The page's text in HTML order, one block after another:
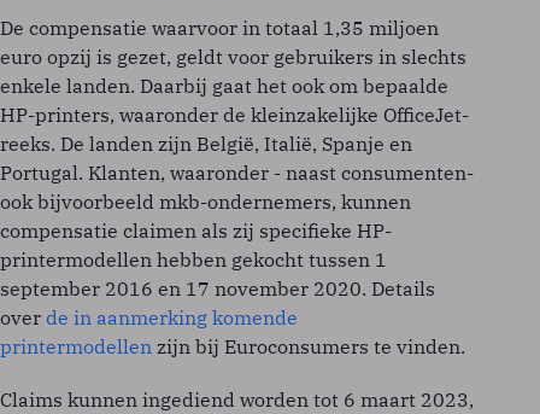
De compensatie waarvoor in totaal 1,35 miljoen
euro opzij is gezet, geldt voor gebruikers in slechts
enkele landen. Daarbij gaat het ook om bepaalde
HP-printers, waaronder de kleinzakelijke OfficeJet-
reeks. De landen zijn België, Italië, Spanje en
Portugal. Klanten, waaronder - naast consumenten-
ook bijvoorbeeld mkb-ondernemers, kunnen
compensatie claimen als zij specifieke HP-
printermodellen hebben gekocht tussen 1
september 2016 en 17 november 2020. Details
over de in aanmerking komende
printermodellen zijn bij Euroconsumers te vinden.
Claims kunnen ingediend worden tot 6 maart 2023,